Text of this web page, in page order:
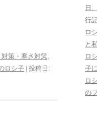
策・寒さ対策、
ロシ子 | 投稿日:
日
行
ロ
と
ロ
子
ロ
の